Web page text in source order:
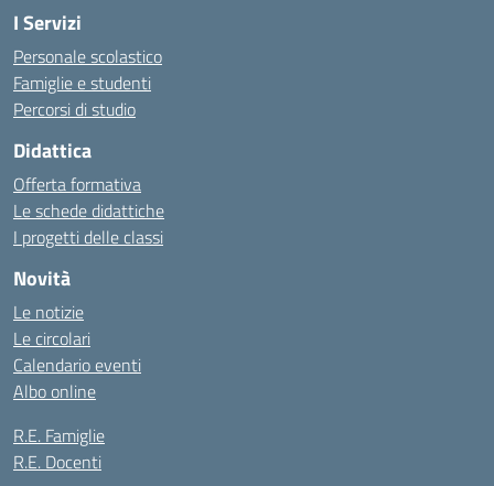
I Servizi
Personale scolastico
Famiglie e studenti
Percorsi di studio
Didattica
Offerta formativa
Le schede didattiche
I progetti delle classi
Novità
Le notizie
Le circolari
Calendario eventi
Albo online
R.E. Famiglie
R.E. Docenti